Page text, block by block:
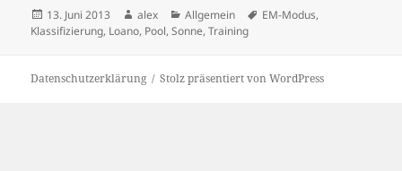
Veröffentlicht
am
13. Juni 2013 Autor
alex Kategorien
Allgemein Schlagwörter
EM-Modus,
Klassifizierung, Loano, Pool,Sonne,Training
Datenschutzerklärung Stolz präsentiert von WordPress